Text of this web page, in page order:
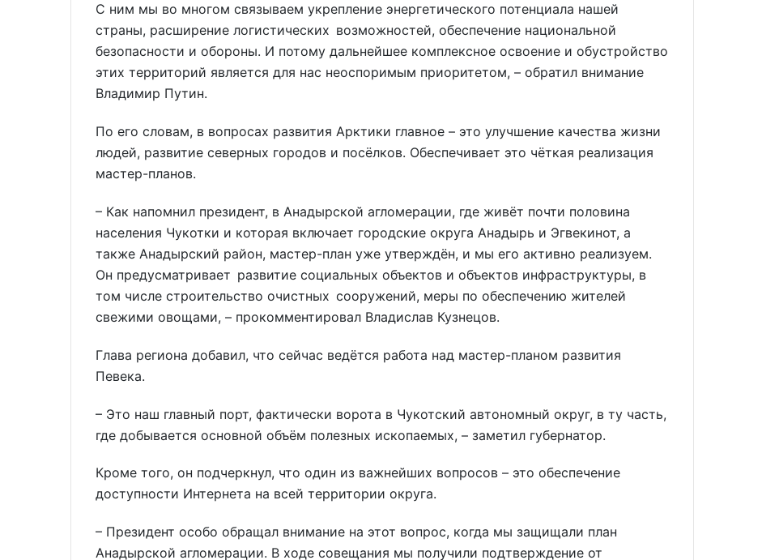
С ним мы во многом связываем укрепление энергетического потенциала нашей
страны, расширение логистических возможностей, обеспечение национальной
безопасности и обороны. И потому дальнейшее комплексное освоение и обустройство
этих территорий является для нас неоспоримым приоритетом, – обратил внимание
Владимир Путин.
По его словам, в вопросах развития Арктики главное – это улучшение качества жизни
людей, развитие северных городов и посёлков. Обеспечивает это чёткая реализация
мастер-планов.
– Как напомнил президент, в Анадырской агломерации, где живёт почти половина
населения Чукотки и которая включает городские округа Анадырь и Эгвекинот, а
также Анадырский район, мастер-план уже утверждён, и мы его активно реализуем.
Он предусматривает развитие социальных объектов и объектов инфраструктуры, в
том числе строительство очистных сооружений, меры по обеспечению жителей
свежими овощами, – прокомментировал Владислав Кузнецов.
Глава региона добавил, что сейчас ведётся работа над мастер-планом развития
Певека.
– Это наш главный порт, фактически ворота в Чукотский автономный округ, в ту часть,
где добывается основной объём полезных ископаемых, – заметил губернатор.
Кроме того, он подчеркнул, что один из важнейших вопросов – это обеспечение
доступности Интернета на всей территории округа.
– Президент особо обращал внимание на этот вопрос, когда мы защищали план
Анадырской агломерации. В ходе совещания мы получили подтверждение от